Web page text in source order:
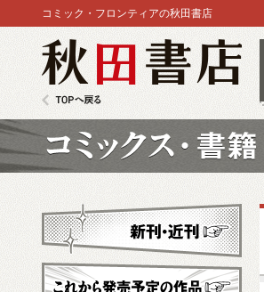
コミック・フロンティアの秋田書店
新刊・近刊